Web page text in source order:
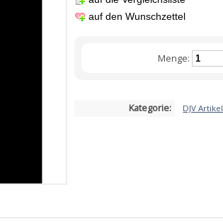
auf den Wunschzettel
Menge:
Kategorie: DJV Artikel